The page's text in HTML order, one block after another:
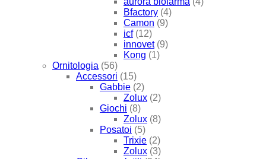
Bfactory (4)
Camon (9)
icf (12)
innovet (9)
Kong (1)
Ornitologia (56)
Accessori (15)
Gabbie (2)
Zolux (2)
Giochi (8)
Zolux (8)
Posatoi (5)
Trixie (2)
Zolux (3)